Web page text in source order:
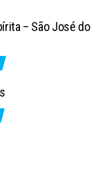
– São José do